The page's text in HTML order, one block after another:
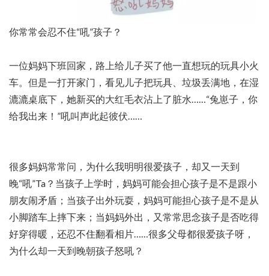
你常常会忍不住“吼”孩子？
一位妈妈下班回家，路上给儿子买了他一直想玩的玩具小火
车。但是一打开家门，看见儿子把玩具、垃圾丢满地，在湿
漉漉桌底下，她新买的大红毛衣沾上了脏水……“兔崽子，你
给我出来！”吼叫声此起彼伏……
很多妈妈常常问，为什么我明明很爱孩子，却又一天到
晚“吼”Ta？当孩子上学时，妈妈可能会担心孩子是不是跟小
朋友闹矛盾；当孩子出外玩耍，妈妈可能担心孩子是不是从
小脚踏车上摔下来；当妈妈外出，又常常思念孩子是否吃得
好穿得暖，还忍不住翻看相片……很多父母都很爱孩子呀，
为什么却一天到晚朝孩子怒吼？